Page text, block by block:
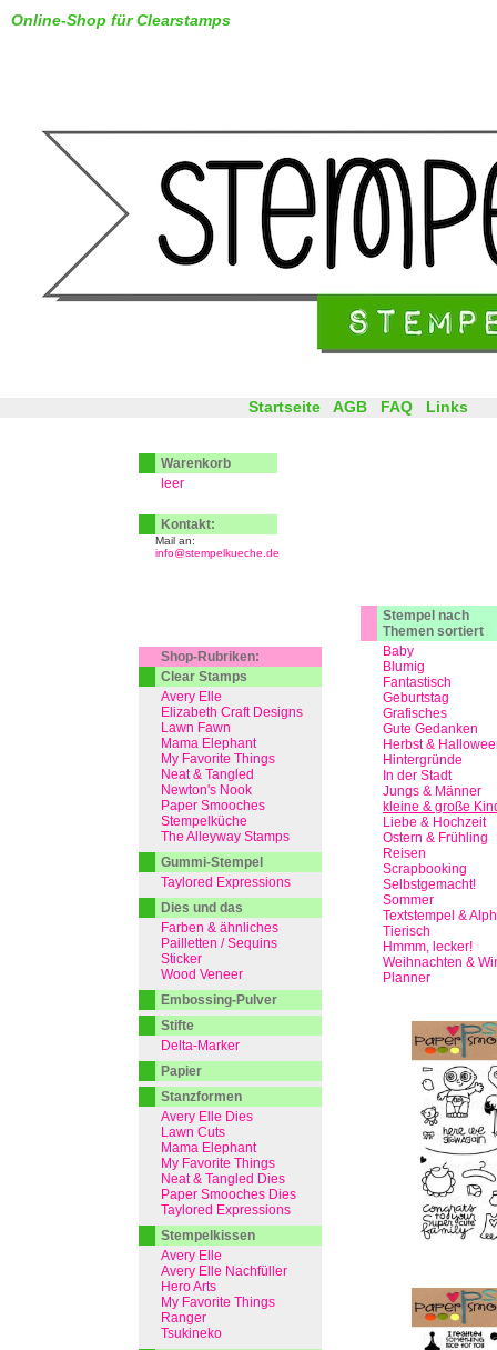
Online-Shop für Clearstamps
Stempel nach
Themen sortiert
Baby
Blumig
Fantastisch
Geburtstag
Grafisches
Gute Gedanken
Herbst &
Hintergründe
In der Stadt
Jungs & Männer
kleine & große
Liebe & Hochzeit
Ostern & Frühling
Reisen
Scrapbooking
Selbstgemacht!
Sommer
Textstempel &
Tierisch
Hmmm, lecker!
Weihnachten &
Planner
Startseite AGB FAQ Links
Warenkorb
leer
Kontakt:
Mail an:
info@stempelkueche.de
Shop-Rubriken:
Clear Stamps
Avery Elle
Elizabeth Craft Designs
Lawn Fawn
Mama Elephant
My Favorite Things
Neat & Tangled
Newton's Nook
Paper Smooches
Stempelküche
The Alleyway Stamps
Gummi-Stempel
Taylored Expressions
Dies und das
Farben & ähnliches
Pailletten / Sequins
Sticker
Wood Veneer
Embossing-Pulver
Stifte
Delta-Marker
Papier
Stanzformen
Avery Elle Dies
Lawn Cuts
Mama Elephant
My Favorite Things
Neat & Tangled Dies
Paper Smooches Dies
Taylored Expressions
Stempelkissen
Avery Elle
Avery Elle Nachfüller
Hero Arts
My Favorite Things
Ranger
Tsukineko